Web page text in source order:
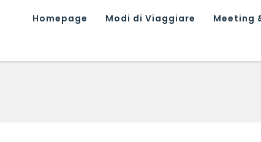
Homepage Modi di Viaggiare Meeting